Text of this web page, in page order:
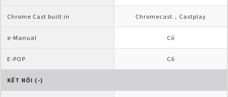
Chrome Cast built in Chromecast，Castplay
e-Manual Có
E-POP Có
KẾT NỐI (-)